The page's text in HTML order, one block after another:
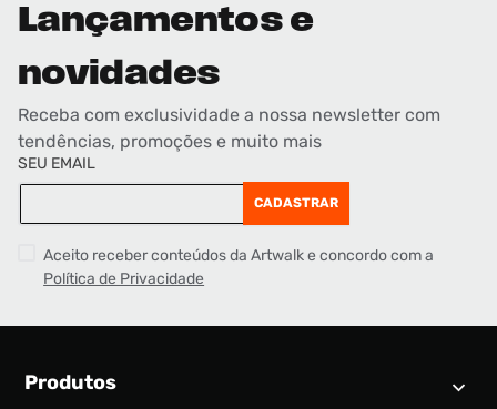
Lançamentos e
novidades
Receba com exclusividade a nossa newsletter com
tendências, promoções e muito mais
SEU EMAIL
CADASTRAR
Aceito receber conteúdos da Artwalk e concordo com a
Política de Privacidade
Produtos